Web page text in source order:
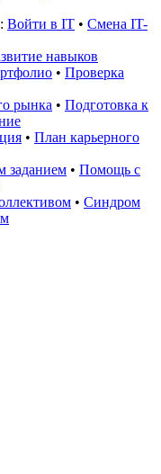
Войти в IT • Смена IT-
навыков
• Проверка
рынка • Подготовка к
• План карьерного
заданием • Помощь с
• Синдром